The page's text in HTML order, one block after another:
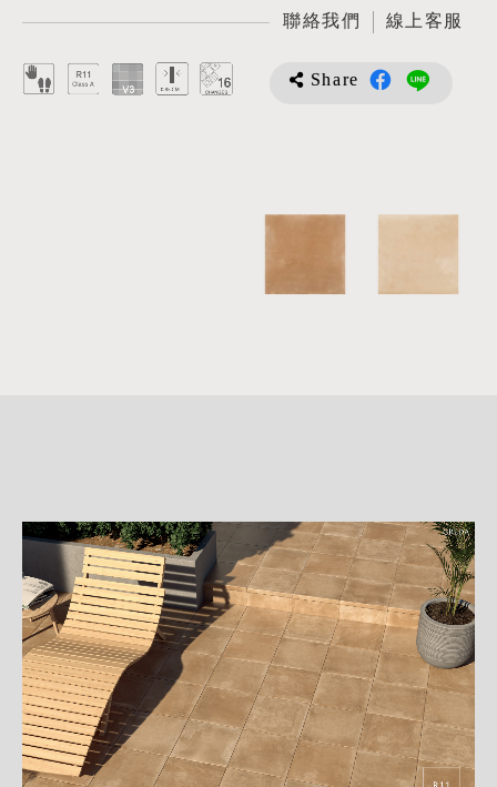
聯絡我們 線上客服
Share
介
紹